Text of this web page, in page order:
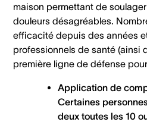
maison permettant de
douleurs désagréables.
efficacité depuis des années
professionnels de santé (ainsi
première ligne de défense
Application de
Certaines
deux toutes les 10